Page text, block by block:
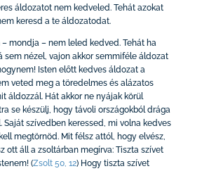
áldozatot nem kedveled. Tehát azokat
keresd a te áldozatodat.
mondja – nem leled kedved. Tehát ha
sem nézel, vajon akkor semmiféle áldozat
Isten előtt kedves áldozat a
veted meg a töredelmes és alázatos
áldozzál. Hát akkor ne nyájak körül
se készülj, hogy távoli országokból drága
Saját szívedben keressed, mi volna kedves
megtörnöd. Mit félsz attól, hogy elvész,
ott áll a zsoltárban megírva: Tiszta szívet
(Zsolt 50, 12)Hogy tiszta szívet